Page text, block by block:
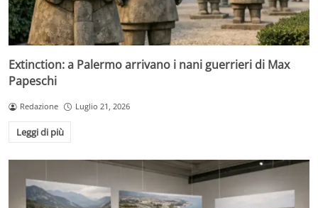
Extinction: a Palermo arrivano i nani guerrieri di Max
Papeschi
Redazione Luglio 21, 2026
Leggi di più